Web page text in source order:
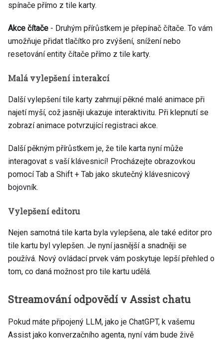
spínače přímo z tile karty.
Akce čítače - Druhým přírůstkem je přepínač čítače. To vám
umožňuje přidat tlačítko pro zvýšení, snížení nebo
resetování entity čítače přímo z tile karty.
Malá vylepšení interakcí
Další vylepšení tile karty zahrnují pěkné malé animace při
najetí myší, což jasněji ukazuje interaktivitu. Při klepnutí se
zobrazí animace potvrzující registraci akce.
Další pěkným přírůstkem je, že tile karta nyní může
interagovat s vaší klávesnicí! Procházejte obrazovkou
pomocí Tab a Shift + Tab jako skutečný klávesnicový
bojovník.
Vylepšení editoru
Nejen samotná tile karta byla vylepšena, ale také editor pro
tile kartu byl vylepšen. Je nyní jasnější a snadněji se
používá. Nový ovládací prvek vám poskytuje lepší přehled o
tom, co daná možnost pro tile kartu udělá.
Streamování odpovědí v Assist chatu
Pokud máte připojený LLM, jako je ChatGPT, k vašemu
Assist jako konverzačního agenta, nyní vám bude živě